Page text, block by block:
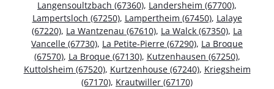
Langensoultzbach (67360), Landersheim (67700),
Lampertsloch (67250), Lampertheim (67450), Lalaye
(67220), La Wantzenau (67610), La Walck (67350), La
Vancelle (67730), La Petite-Pierre (67290), La Broque
(67570), La Broque (67130), Kutzenhausen (67250),
Kuttolsheim (67520), Kurtzenhouse (67240), Kriegsheim
(67170), Krautwiller (67170)